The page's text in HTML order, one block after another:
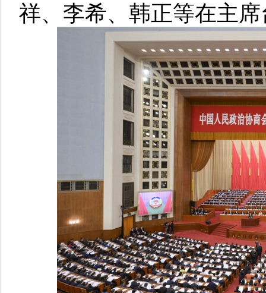
祥、李希、韩正等在主